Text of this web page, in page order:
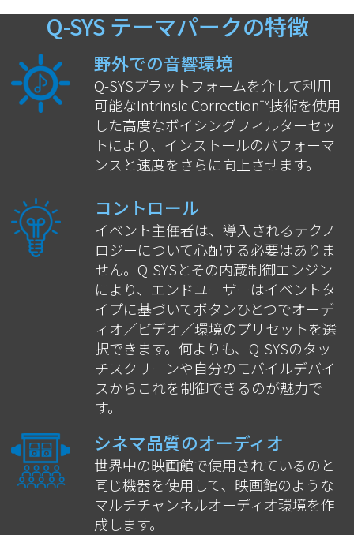
Q-SYS テーマパークの特徴
野外での音響環境
Q-SYSプラットフォームを介して利用
可能なIntrinsic Correction™技術を使用
した高度なボイシングフィルターセッ
トにより、インストールのパフォーマ
ンスと速度をさらに向上させます。
コントロール
イベント主催者は、導入されるテクノ
ロジーについて心配する必要はありま
せん。Q-SYSとその内蔵制御エンジン
により、エンドユーザーはイベントタ
イプに基づいてボタンひとつでオーデ
ィオ／ビデオ／環境のプリセットを選
択できます。何よりも、Q-SYSのタッ
チスクリーンや自分のモバイルデバイ
スからこれを制御できるのが魅力で
す。
シネマ品質のオーディオ
世界中の映画館で使用されているのと
同じ機器を使用して、映画館のような
マルチチャンネルオーディオ環境を作
成します。